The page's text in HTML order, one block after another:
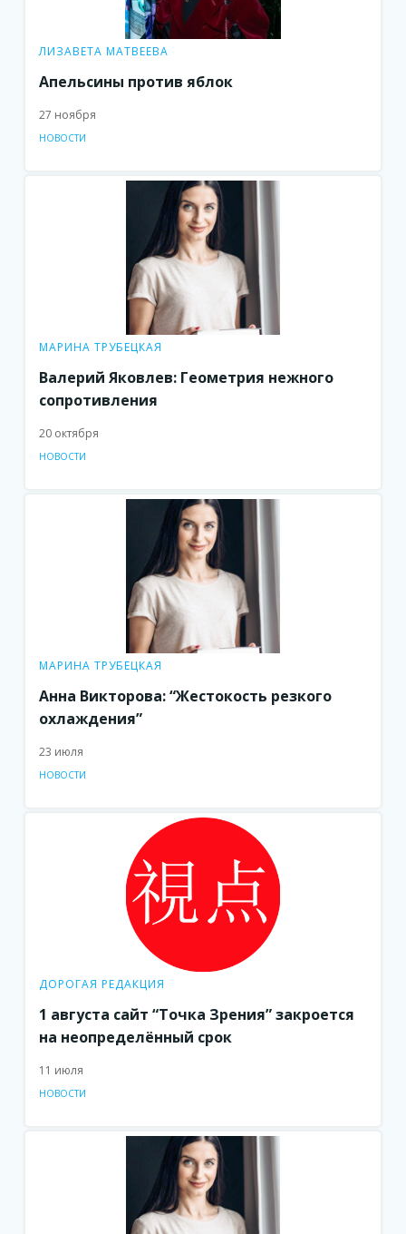
ЛИЗАВЕТА МАТВЕЕВА
Апельсины против яблок
27 ноября
НОВОСТИ
МАРИНА ТРУБЕЦКАЯ
Валерий Яковлев: Геометрия нежного
сопротивления
20 октября
НОВОСТИ
МАРИНА ТРУБЕЦКАЯ
Анна Викторова: “Жестокость резкого
охлаждения”
23 июля
НОВОСТИ
ДОРОГАЯ РЕДАКЦИЯ
1 августа сайт “Точка Зрения” закроется
на неопределённый срок
11 июля
НОВОСТИ